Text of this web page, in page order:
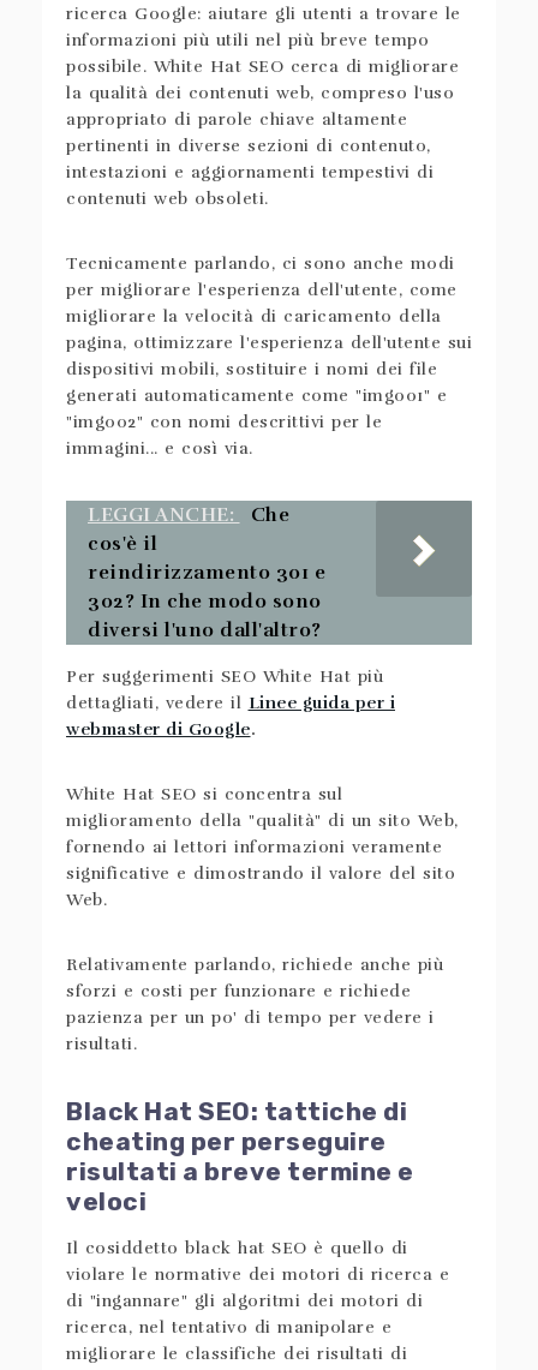
ricerca Google: aiutare gli utenti a trovare le
informazioni più utili nel più breve tempo
possibile. White Hat SEO cerca di migliorare
la qualità dei contenuti web, compreso l'uso
appropriato di parole chiave altamente
pertinenti in diverse sezioni di contenuto,
intestazioni e aggiornamenti tempestivi di
contenuti web obsoleti.
Tecnicamente parlando, ci sono anche modi
per migliorare l'esperienza dell'utente, come
migliorare la velocità di caricamento della
pagina, ottimizzare l'esperienza dell'utente sui
dispositivi mobili, sostituire i nomi dei file
generati automaticamente come "img001" e
"img002" con nomi descrittivi per le
immagini... e così via.
LEGGI ANCHE:
Che
cos'è il
reindirizzamento 301 e
302? In che modo sono
diversi l'uno dall'altro?
Per suggerimenti SEO White Hat più
dettagliati, vedere il Linee guida per i
webmaster di Google.
White Hat SEO si concentra sul
miglioramento della "qualità" di un sito Web,
fornendo ai lettori informazioni veramente
significative e dimostrando il valore del sito
Web.
Relativamente parlando, richiede anche più
sforzi e costi per funzionare e richiede
pazienza per un po' di tempo per vedere i
risultati.
Black Hat SEO: tattiche di
cheating per perseguire
risultati a breve termine e
veloci
Il cosiddetto black hat SEO è quello di
violare le normative dei motori di ricerca e
di "ingannare" gli algoritmi dei motori di
ricerca, nel tentativo di manipolare e
migliorare le classifiche dei risultati di